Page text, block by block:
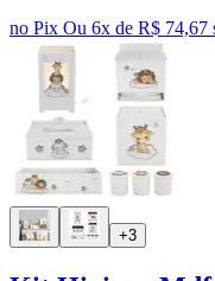
no Pix Ou 6x de R$ 74,67
+3